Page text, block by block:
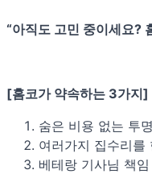
“아직도 고민 중이세요?
[홈코가 약속하는 3가지]
숨은 비용 없는 투
여러가지 집수리를
베테랑 기사님 책